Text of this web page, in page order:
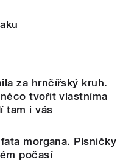
za hrnčířský kruh.
tvořit vlastníma
tam i vás
morgana. Písničky
počasí